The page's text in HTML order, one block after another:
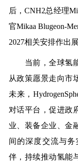
后，CNH2总经理
官Mikaa Blugeon-
2027相关安排作出展
当前，全球氢能
从政策愿景走向市
未来，
对话平台，促进政
业、装备企业、金
间的深度交流与务
伴，持续推动氢能